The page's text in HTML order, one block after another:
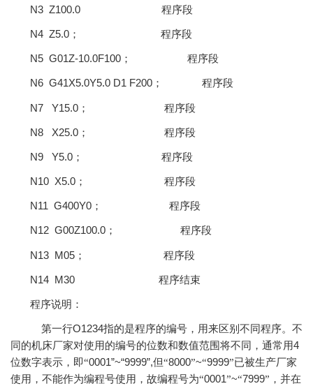
N3 Z100.0 程序段
N4 Z5.0 ； 程序段
N5 G01Z-10.0F100 ； 程序段
N6 G41X5.0Y5.0 D1 F200 ； 程序段
N7 Y15.0 ； 程序段
N8 X25.0 ； 程序段
N9 Y5.0 ； 程序段
N10 X5.0 ； 程序段
N11 G400Y0 ； 程序段
N12 G00Z100.0 ； 程序段
N13 M05 ； 程序段
N14 M30 程序结束
程序说明：
第一行O1234指的是程序的编号，用来区别不同程序。不
同的机床厂家对使用的编号的位数和数值范围将不同，通常用4
位数字表示，即“0001”~“9999”,但“8000”~“9999”已被生产厂家
使用，不能作为编程号使用，故编程号为“0001”~“7999”，并在